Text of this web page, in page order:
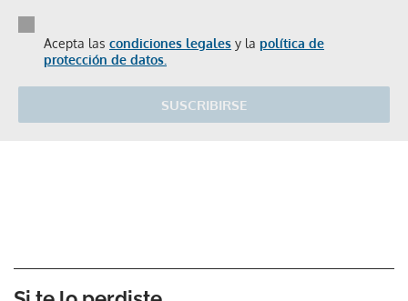
Acepta las condiciones legales y la política de
protección de datos.
SUSCRIBIRSE